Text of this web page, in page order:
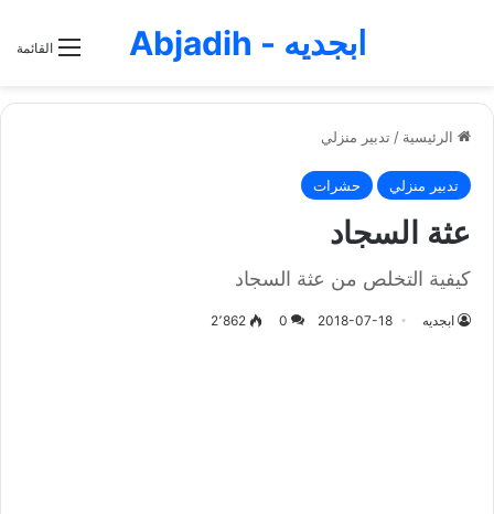
القائمة ابجديه - Abjadih
الرئيسية / تدبير منزلي
تدبير منزلي حشرات
عثة السجاد
كيفية التخلص من عثة السجاد
ابجديه 2018-07-18
0 2٬862